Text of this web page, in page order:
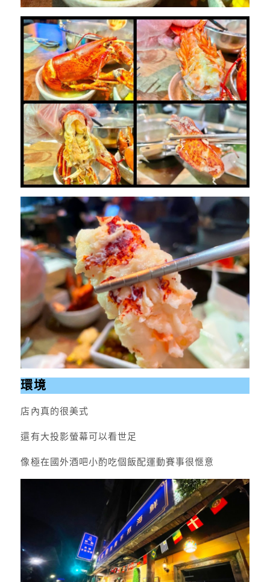
環境
店內真的很美式
還有大投影螢幕可以看世足
像極在國外酒吧小酌吃個飯配運動賽事很愜意